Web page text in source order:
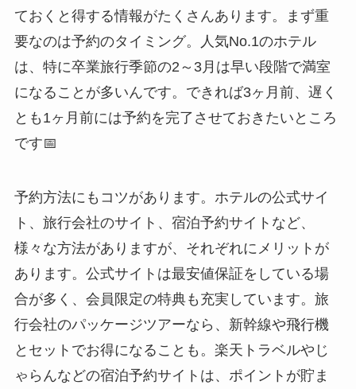
ておくと得する情報がたくさんあります。まず重
要なのは予約のタイミング。人気No.1のホテル
は、特に卒業旅行季節の2～3月は早い段階で満室
になることが多いんです。できれば3ヶ月前、遅く
とも1ヶ月前には予約を完了させておきたいところ
です📅
予約方法にもコツがあります。ホテルの公式サイ
ト、旅行会社のサイト、宿泊予約サイトなど、
様々な方法がありますが、それぞれにメリットが
あります。公式サイトは最安値保証をしている場
合が多く、会員限定の特典も充実しています。旅
行会社のパッケージツアーなら、新幹線や飛行機
とセットでお得になることも。楽天トラベルやじ
ゃらんなどの宿泊予約サイトは、ポイントが貯ま